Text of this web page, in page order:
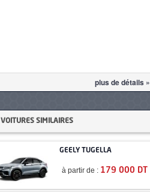
plus de détails »
VOITURES SIMILAIRES
GEELY TUGELLA
à partir de : 179 000 DT